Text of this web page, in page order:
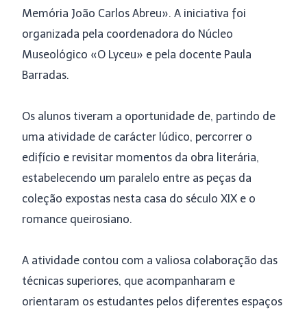
Memória João Carlos Abreu». A iniciativa foi
organizada pela coordenadora do Núcleo
Museológico «O Lyceu» e pela docente Paula
Barradas.
Os alunos tiveram a oportunidade de, partindo de
uma atividade de carácter lúdico, percorrer o
edifício e revisitar momentos da obra literária,
estabelecendo um paralelo entre as peças da
coleção expostas nesta casa do século XIX e o
romance queirosiano.
A atividade contou com a valiosa colaboração das
técnicas superiores, que acompanharam e
orientaram os estudantes pelos diferentes espaços